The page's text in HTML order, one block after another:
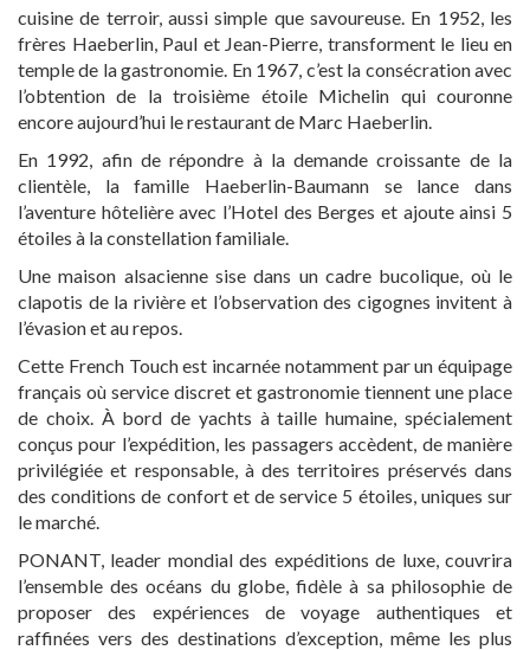
cuisine de terroir, aussi simple que savoureuse. En 1952, les
frères Haeberlin, Paul et Jean-Pierre, transforment le lieu en
temple de la gastronomie. En 1967, c’est la consécration avec
l’obtention de la troisième étoile Michelin qui couronne
encore aujourd’hui le restaurant de Marc Haeberlin.
En 1992, afin de répondre à la demande croissante de la
clientèle, la famille Haeberlin-Baumann se lance dans
l’aventure hôtelière avec l’Hotel des Berges et ajoute ainsi 5
étoiles à la constellation familiale.
Une maison alsacienne sise dans un cadre bucolique, où le
clapotis de la rivière et l’observation des cigognes invitent à
l’évasion et au repos.
Cette French Touch est incarnée notamment par un équipage
français où service discret et gastronomie tiennent une place
de choix. À bord de yachts à taille humaine, spécialement
conçus pour l’expédition, les passagers accèdent, de manière
privilégiée et responsable, à des territoires préservés dans
des conditions de confort et de service 5 étoiles, uniques sur
le marché.
PONANT, leader mondial des expéditions de luxe, couvrira
l’ensemble des océans du globe, fidèle à sa philosophie de
proposer des expériences de voyage authentiques et
raffinées vers des destinations d’exception, même les plus